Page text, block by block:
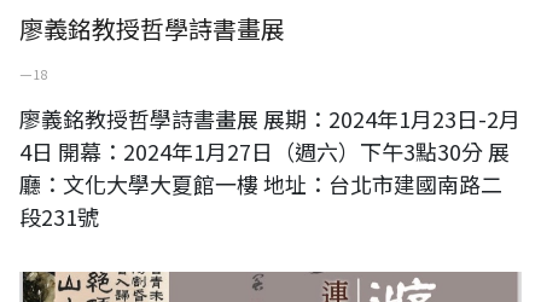
廖義銘教授哲學詩書畫展
一 18
廖義銘教授哲學詩書畫展 展期：2024年1月23日-2月
4日 開幕：2024年1月27日（週六）下午3點30分 展
廳：文化大學大夏館一樓 地址：台北市建國南路二
段231號